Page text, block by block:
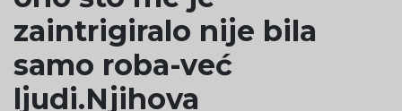
zaintrigiralo nije bila
samo roba-već
ljudi.Njihova